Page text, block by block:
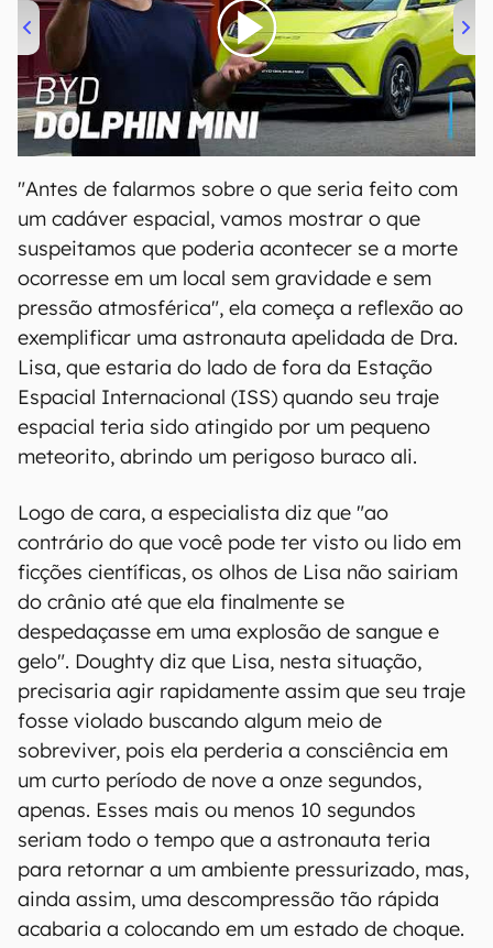
00:00/04:07
"Antes de falarmos sobre o que seria feito com
um cadáver espacial, vamos mostrar o que
suspeitamos que poderia acontecer se a morte
ocorresse em um local sem gravidade e sem
pressão atmosférica", ela começa a reflexão ao
exemplificar uma astronauta apelidada de Dra.
Lisa, que estaria do lado de fora da Estação
Espacial Internacional (ISS) quando seu traje
espacial teria sido atingido por um pequeno
meteorito, abrindo um perigoso buraco ali.
Logo de cara, a especialista diz que "ao
contrário do que você pode ter visto ou lido em
ficções científicas, os olhos de Lisa não sairiam
do crânio até que ela finalmente se
despedaçasse em uma explosão de sangue e
gelo". Doughty diz que Lisa, nesta situação,
precisaria agir rapidamente assim que seu traje
fosse violado buscando algum meio de
sobreviver, pois ela perderia a consciência em
um curto período de nove a onze segundos,
apenas. Esses mais ou menos 10 segundos
seriam todo o tempo que a astronauta teria
para retornar a um ambiente pressurizado, mas,
ainda assim, uma descompressão tão rápida
acabaria a colocando em um estado de choque.